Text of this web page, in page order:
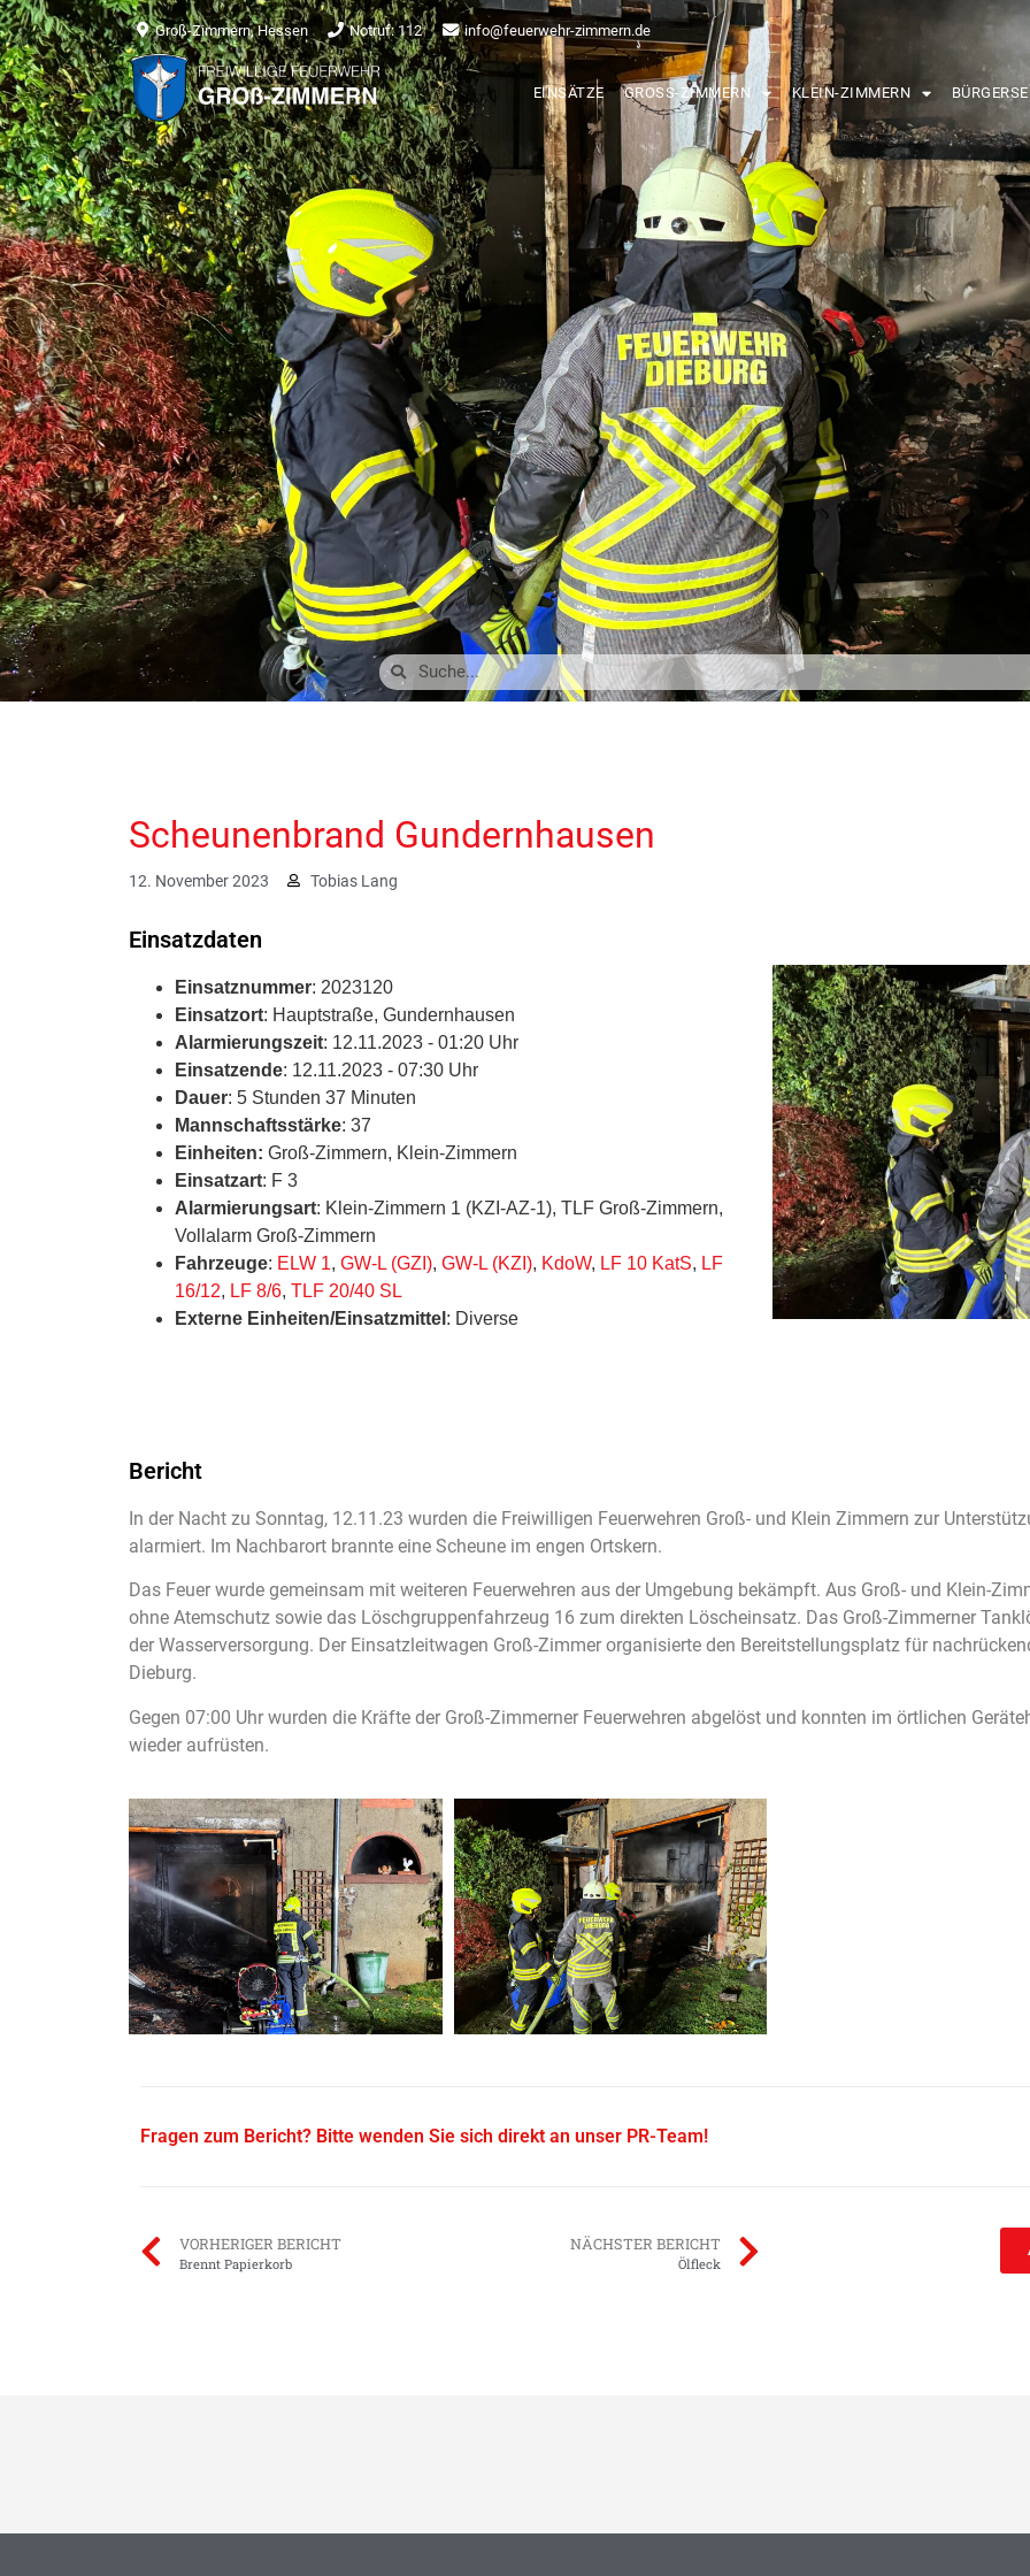
Groß-Zimmern, Hessen Notruf: 112 info@feuerwehr-zimmern.de
EINSÄTZE GROSS-ZIMMERN KLEIN-ZIMMERN
Scheunenbrand Gundernhausen
12. November 2023 Tobias Lang
Einsatzdaten
Einsatznummer: 2023120
Einsatzort: Hauptstraße, Gundernhausen
Alarmierungszeit: 12.11.2023 - 01:20 Uhr
Einsatzende: 12.11.2023 - 07:30 Uhr
Dauer: 5 Stunden 37 Minuten
Mannschaftsstärke: 37
Einheiten: Groß-Zimmern, Klein-Zimmern
Einsatzart: F 3
Alarmierungsart: Klein-Zimmern 1 (KZI-AZ-1), TLF Groß-Zimmern,
Vollalarm Groß-Zimmern
Fahrzeuge: ELW 1, GW-L (GZI), GW-L (KZI), KdoW, LF 10 KatS, LF
16/12, LF 8/6, TLF 20/40 SL
Externe Einheiten/Einsatzmittel : Diverse
Bericht
In der Nacht zu Sonntag, 12.11.23 wurden die Freiwilligen Feuerwehren Groß- und Klein Zimmern zur
alarmiert. Im Nachbarort brannte eine Scheune im engen Ortskern.
Das Feuer wurde gemeinsam mit weiteren Feuerwehren aus der Umgebung bekämpft. Aus Groß- und Klein-
ohne Atemschutz sowie das Löschgruppenfahrzeug 16 zum direkten Löscheinsatz. Das Groß-Zimmerner
der Wasserversorgung. Der Einsatzleitwagen Groß-Zimmer organisierte den Bereitstellungsplatz für
Dieburg.
Gegen 07:00 Uhr wurden die Kräfte der Groß-Zimmerner Feuerwehren abgelöst und konnten im örtlichen
wieder aufrüsten.
Fragen zum Bericht? Bitte wenden Sie sich direkt an unser PR-Team!
VORHERIGER BERICHT
Brennt Papierkorb
NÄCHSTER BERICHT
Ölfleck